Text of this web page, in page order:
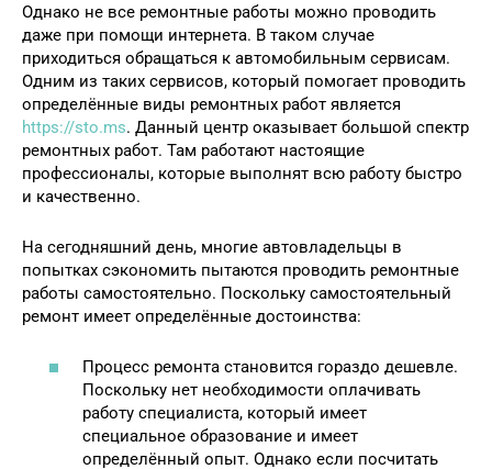
Однако не все ремонтные работы можно проводить
даже при помощи интернета. В таком случае
приходиться обращаться к автомобильным сервисам.
Одним из таких сервисов, который помогает проводить
определённые виды ремонтных работ является
https://sto.ms. Данный центр оказывает большой спектр
ремонтных работ. Там работают настоящие
профессионалы, которые выполнят всю работу быстро
и качественно.
На сегодняшний день, многие автовладельцы в
попытках сэкономить пытаются проводить ремонтные
работы самостоятельно. Поскольку самостоятельный
ремонт имеет определённые достоинства:
Процесс ремонта становится гораздо дешевле.
Поскольку нет необходимости оплачивать
работу специалиста, который имеет
специальное образование и имеет
определённый опыт. Однако если посчитать